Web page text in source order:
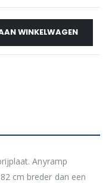
WINKELWAGEN
Anyramp
cm breder dan een